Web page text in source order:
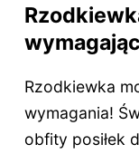
Rzodkiewka
wymagania!
obfity posiłek